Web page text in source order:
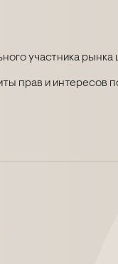
участника рынка
прав и интересов